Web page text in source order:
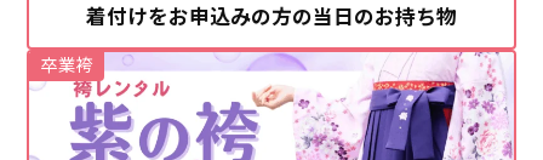
着付けをお申込みの方の当日のお持ち物
卒業袴